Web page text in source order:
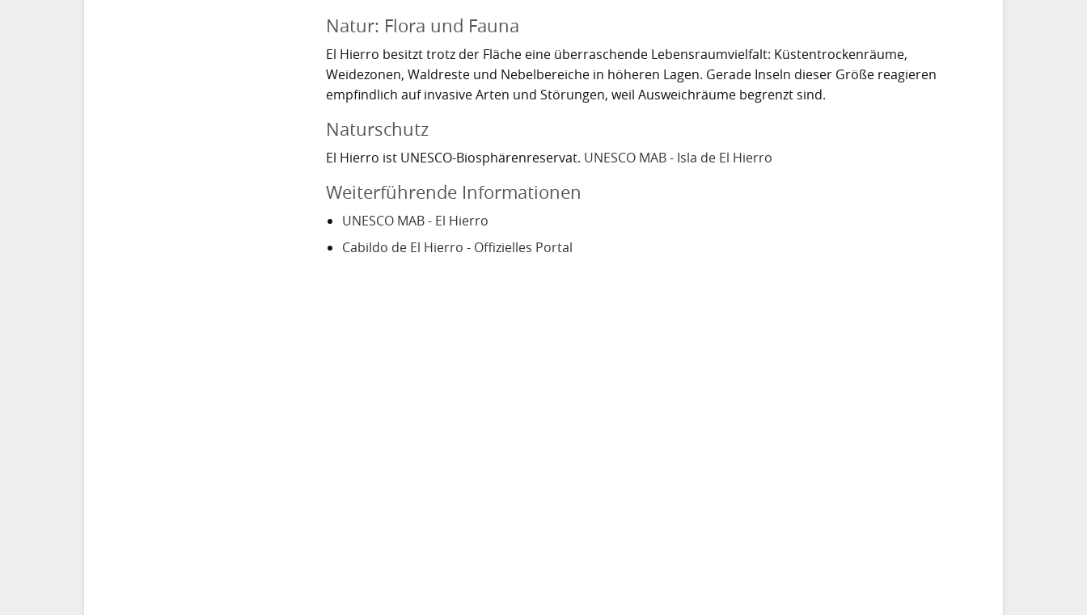
Natur: Flora und Fauna
El Hierro besitzt trotz der Fläche eine überraschende Lebensraumvielfalt: Küstentrockenräume,
Weidezonen, Waldreste und Nebelbereiche in höheren Lagen. Gerade Inseln dieser Größe reagieren
empfindlich auf invasive Arten und Störungen, weil Ausweichräume begrenzt sind.
Naturschutz
El Hierro ist UNESCO-Biosphärenreservat. UNESCO MAB - Isla de El Hierro
Weiterführende Informationen
UNESCO MAB - El Hierro
Cabildo de El Hierro - Offizielles Portal